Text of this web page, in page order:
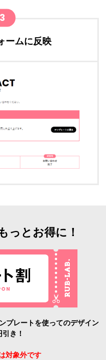
ームに反映
っとお得に！
プレートを使ってのデザイン
き！
対象外です